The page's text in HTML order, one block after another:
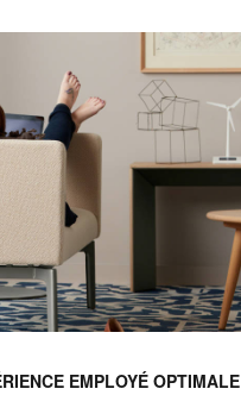
EMPLOYÉ OPTIMALE